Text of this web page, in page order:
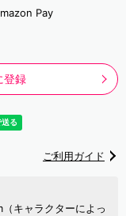
Pay
登録
ご利用ガイド
キャラクターによっ